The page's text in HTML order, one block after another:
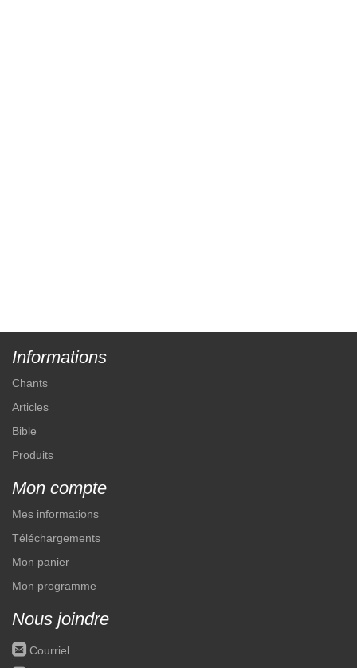
Informations
Chants
Articles
Bible
Produits
Mon compte
Mes informations
Téléchargements
Mon panier
Mon programme
Nous joindre
roundedemail Courriel